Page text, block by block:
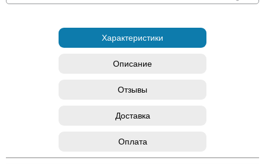
Характеристики
Описание
Отзывы
Доставка
Оплата